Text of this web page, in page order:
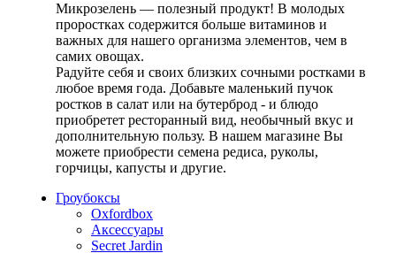
Микрозелень — полезный продукт! В молодых
проростках содержится больше витаминов и
важных для нашего организма элементов, чем в
самих овощах.
Радуйте себя и своих близких сочными ростками в
любое время года. Добавьте маленький пучок
ростков в салат или на бутерброд - и блюдо
приобретет ресторанный вид, необычный вкус и
дополнительную пользу. В нашем магазине Вы
можете приобрести семена редиса, руколы,
горчицы, капусты и другие.
Гроубоксы
Oxfordbox
Аксессуары
Secret Jardin